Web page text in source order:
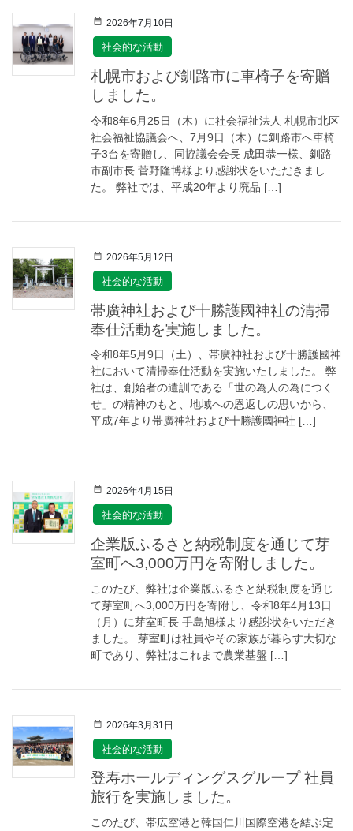
2026年7月10日
社会的な活動
札幌市および釧路市に車椅子を寄贈
しました。
令和8年6月25日（木）に社会福祉法人 札幌市北区
社会福祉協議会へ、7月9日（木）に釧路市へ車椅
子3台を寄贈し、同協議会会長 成田恭一様、釧路
市副市長 菅野隆博様より感謝状をいただきまし
た。 弊社では、平成20年より廃品 […]
2026年5月12日
社会的な活動
帯廣神社および十勝護國神社の清掃
奉仕活動を実施しました。
令和8年5月9日（土）、帯廣神社および十勝護國神
社において清掃奉仕活動を実施いたしました。 弊
社は、創始者の遺訓である「世の為人の為につく
せ」の精神のもと、地域への恩返しの思いから、
平成7年より帯廣神社および十勝護國神社 […]
2026年4月15日
社会的な活動
企業版ふるさと納税制度を通じて芽
室町へ3,000万円を寄附しました。
このたび、弊社は企業版ふるさと納税制度を通じ
て芽室町へ3,000万円を寄附し、令和8年4月13日
（月）に芽室町長 手島旭様より感謝状をいただき
ました。 芽室町は社員やその家族が暮らす大切な
町であり、弊社はこれまで農業基盤 […]
2026年3月31日
社会的な活動
登寿ホールディングスグループ 社員
旅行を実施しました。
このたび、帯広空港と韓国仁川国際空港を結ぶ定